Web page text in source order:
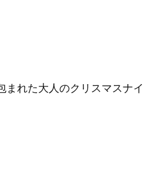
れた大人のクリスマスナイ